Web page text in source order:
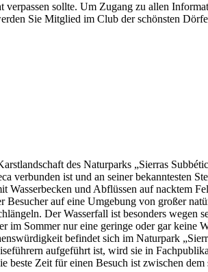
verpassen sollte. Um Zugang zu allen
Sie Mitglied im Club der schönsten
des Naturparks „Sierras
verbunden ist und an seiner bekanntesten
und Abflüssen auf nacktem
auf eine Umgebung von großer
Der Wasserfall ist besonders wegen
Sommer nur eine geringe oder gar keine
befindet sich im Naturpark
aufgeführt ist, wird sie in
Zeit für einen Besuch ist zwischen